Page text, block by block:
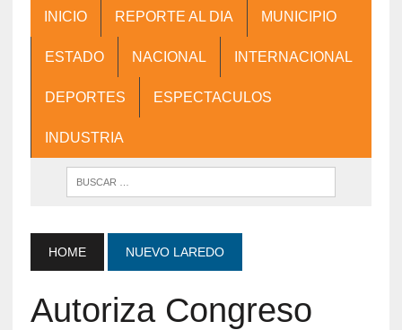
INICIO REPORTE AL DIA MUNICIPIO
ESTADO NACIONAL INTERNACIONAL
DEPORTES ESPECTACULOS
INDUSTRIA
HOME NUEVO LAREDO
Autoriza Congreso